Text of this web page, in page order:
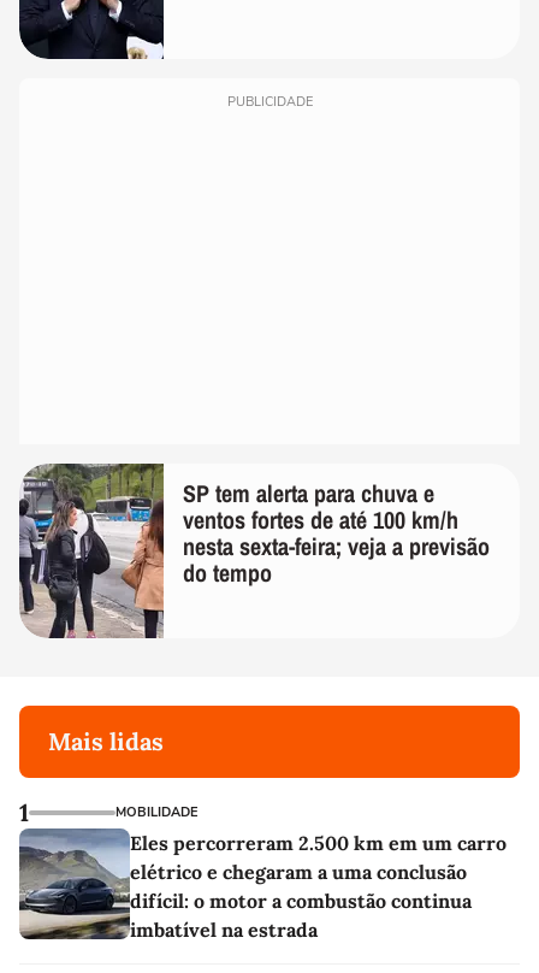
PUBLICIDADE
SP tem alerta para chuva e
ventos fortes de até 100 km/h
nesta sexta-feira; veja a previsão
do tempo
Mais lidas
1 MOBILIDADE
Eles percorreram 2.500 km em um carro
elétrico e chegaram a uma conclusão
difícil: o motor a combustão continua
imbatível na estrada